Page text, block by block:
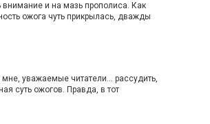
внимание и на мазь прополиса. Как
ожога чуть прикрылась, дважды
мне, уважаемые читатели… рассудить,
суть ожогов. Правда, в тот